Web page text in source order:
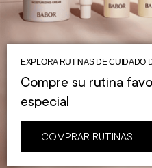
EXPLORA RUTINAS DE CUIDADO
Compre su rutina
especial
COMPRAR RUTINAS